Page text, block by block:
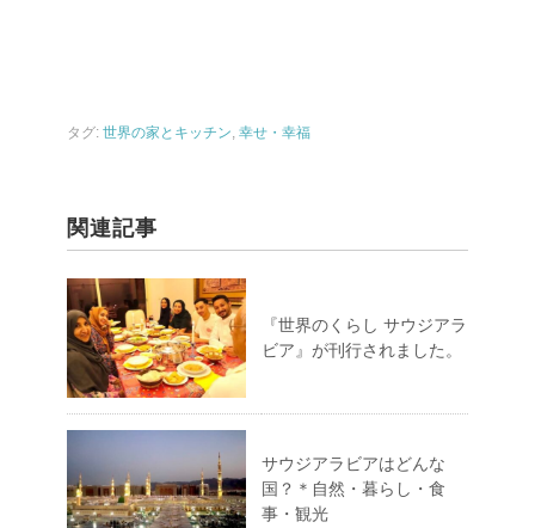
タグ: 世界の家とキッチン, 幸せ・幸福
関連記事
『世界のくらし サウジアラ
ビア』が刊行されました。
サウジアラビアはどんな
国？＊自然・暮らし・食
事・観光